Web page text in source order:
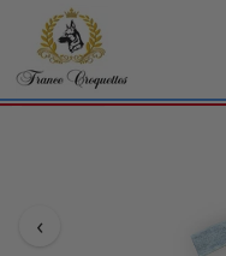
Passer
contenu
‹